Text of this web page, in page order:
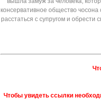
консервативное общество
расстаться с супругом и
Чтобы увидеть ссылки